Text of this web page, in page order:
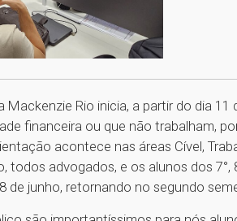
Mackenzie Rio inicia, a partir do dia
financeira ou que não trabalham,
acontece nas áreas Cível,
todos advogados, e os alunos dos 7°,
de junho, retornando no segundo